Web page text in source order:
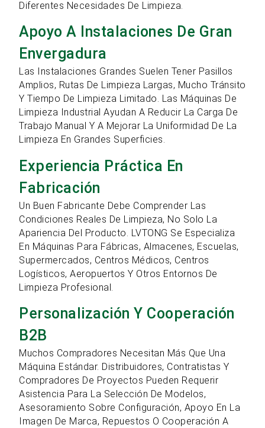
Diferentes Necesidades De Limpieza.
Apoyo A Instalaciones De Gran
Envergadura
Las Instalaciones Grandes Suelen Tener Pasillos
Amplios, Rutas De Limpieza Largas, Mucho Tránsito
Y Tiempo De Limpieza Limitado. Las Máquinas De
Limpieza Industrial Ayudan A Reducir La Carga De
Trabajo Manual Y A Mejorar La Uniformidad De La
Limpieza En Grandes Superficies.
Experiencia Práctica En
Fabricación
Un Buen Fabricante Debe Comprender Las
Condiciones Reales De Limpieza, No Solo La
Apariencia Del Producto. LVTONG Se Especializa
En Máquinas Para Fábricas, Almacenes, Escuelas,
Supermercados, Centros Médicos, Centros
Logísticos, Aeropuertos Y Otros Entornos De
Limpieza Profesional.
Personalización Y Cooperación
B2B
Muchos Compradores Necesitan Más Que Una
Máquina Estándar. Distribuidores, Contratistas Y
Compradores De Proyectos Pueden Requerir
Asistencia Para La Selección De Modelos,
Asesoramiento Sobre Configuración, Apoyo En La
Imagen De Marca, Repuestos O Cooperación A